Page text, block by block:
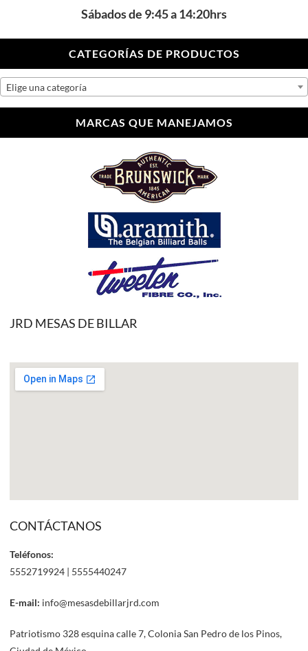
Sábados de 9:45 a 14:20hrs
CATEGORÍAS DE PRODUCTOS
Elige una categoría
MARCAS QUE MANEJAMOS
JRD MESAS DE BILLAR
CONTÁCTANOS
Teléfonos:
5552719924 | 5555440247
E-mail: info@mesasdebillarjrd.com
Patriotismo 328 esquina calle 7, Colonia San Pedro de los Pinos,